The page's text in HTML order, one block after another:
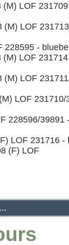
LOF
(M) LOF
228595 -
LOF
LOF
LOF 231710/
228596/39891
LOF 231716 -
(F) LOF